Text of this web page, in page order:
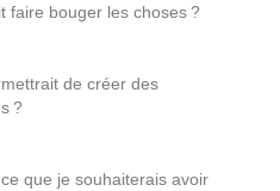
faire bouger les choses ?
de créer des
?
ce que je souhaiterais avoir